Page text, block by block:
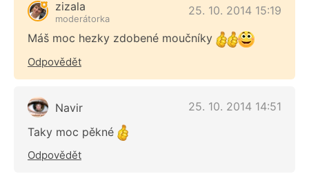
zizala
moderátorka
25. 10. 2014 15:19
Máš moc hezky zdobené moučníky
Odpovědět
Navir
25. 10. 2014 14:51
Taky moc pěkné
Odpovědět